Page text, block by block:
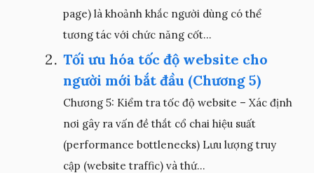
page) là khoảnh khắc người dùng có thể
tương tác với chức năng cốt...
Tối ưu hóa tốc độ website cho
người mới bắt đầu (Chương 5)
Chương 5: Kiểm tra tốc độ website – Xác định
nơi gây ra vấn đề thắt cổ chai hiệu suất
(performance bottlenecks) Lưu lượng truy
cập (website traffic) và thứ...